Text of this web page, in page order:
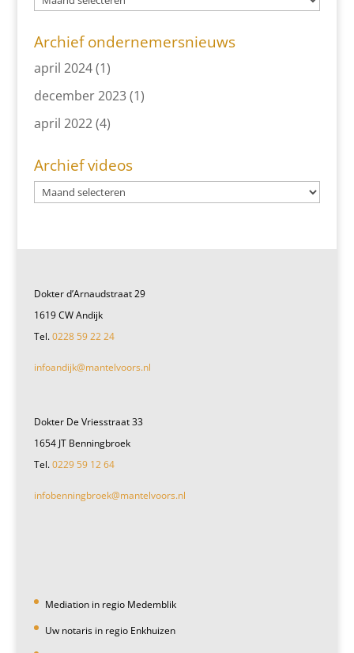
Archief ondernemersnieuws
april 2024(1)
december 2023(1)
april 2022(4)
Archief videos
Dokter d’Arnaudstraat 29
1619 CW Andijk
Tel.0228 59 22 24
infoandijk@mantelvoors.nl
Dokter De Vriesstraat 33
1654 JT Benningbroek
Tel.0229 59 12 64
infobenningbroek@mantelvoors.nl
Mediation in regio Medemblik
Uw notaris in regio Enkhuizen